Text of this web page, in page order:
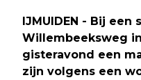
IJMUIDEN - Bij
Willembeeksweg
gisteravond een
zijn volgens een